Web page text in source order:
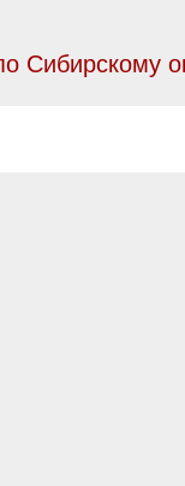
Сибирскому